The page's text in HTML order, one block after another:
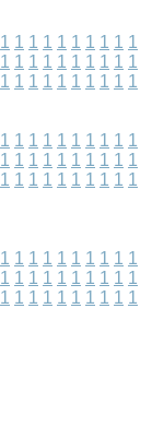
1 1 1 1 1 1 1 1 1 1
1 1 1 1 1 1 1 1 1 1
1 1 1 1 1 1 1 1 1 1
1 1 1 1 1 1 1 1 1 1
1 1 1 1 1 1 1 1 1 1
1 1 1 1 1 1 1 1 1 1
1 1 1 1 1 1 1 1 1 1
1 1 1 1 1 1 1 1 1 1
1 1 1 1 1 1 1 1 1 1